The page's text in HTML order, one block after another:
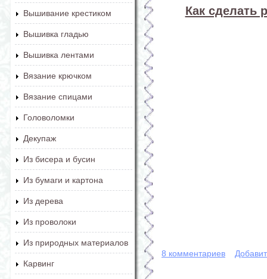
Вышивание крестиком
Вышивка гладью
Вышивка лентами
Вязание крючком
Вязание спицами
Головоломки
Декупаж
Из бисера и бусин
Из бумаги и картона
Из дерева
Из проволоки
Из природных материалов
Карвинг
Как сделать
8 комментариев